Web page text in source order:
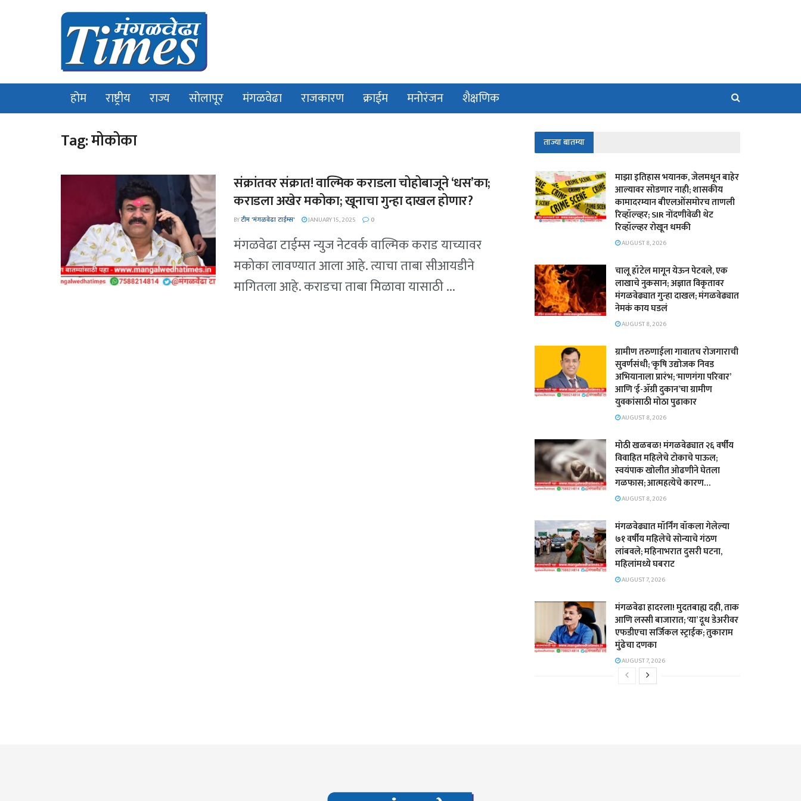
होम राष्ट्रीय राज्य सोलापूर मंगळवेढा राजकारण क्राईम मनोरंजन शैक्षणिक
Tag:मोकोका
संक्रांतवर संक्रात! वाल्मिक कराडला चोहोबाजूने ‘धस’का;
कराडला अखेर मकोका; खूनाचा गुन्हा दाखल होणार?
BYटीम 'मंगळवेढा टाईम्स' JANUARY 15, 2025 0
मंगळवेढा टाईम्स न्युज नेटवर्क वाल्मिक कराड याच्यावर
मकोका लावण्यात आला आहे. त्याचा ताबा सीआयडीने
मागितला आहे. कराडचा ताबा मिळावा यासाठी ...
ताज्या बातम्या
माझा इतिहास भयानक, जेलमधून बाहेर
आल्यावर सोडणार नाही; शासकीय
कामादरम्यान बीएलओंसमोरच ताणली
रिव्हॉल्व्हर; SIR नोंदणीवेळी थेट
रिव्हॉल्व्हर रोखून धमकी
AUGUST 8, 2026
चालू हॉटेल मागून येऊन पेटवले, एक
लाखाचे नुकसान; अज्ञात विकृतावर
मंगळवेढ्यात गुन्हा दाखल; मंगळवेढ्यात
नेमकं काय घडलं
AUGUST 8, 2026
​ग्रामीण तरुणाईला गावातच रोजगाराची
सुवर्णसंधी; ‘कृषि उद्योजक निवड
अभियानाला प्रारंभ; ‘माणगंगा परिवार’
आणि ‘ई-ॲग्री दुकान’चा ग्रामीण
युवकांसाठी मोठा पुढाकार
AUGUST 8, 2026
मोठी खळबळ! मंगळवेढ्यात २६ वर्षीय
विवाहित महिलेचे टोकाचे पाऊल;
स्वयंपाक खोलीत ओढणीने घेतला
गळफास; आत्महत्येचे कारण…
AUGUST 8, 2026
मंगळवेढ्यात मॉर्निंग वॉकला गेलेल्या
७१ वर्षीय महिलेचे सोन्याचे गंठण
लांबवले; महिनाभरात दुसरी घटना,
महिलांमध्ये घबराट
AUGUST 7, 2026
​मंगळवेढा हादरला! मुदतबाह्य दही, ताक
आणि लस्सी बाजारात; ‘या’ दूध डेअरीवर
एफडीएचा सर्जिकल स्ट्राईक; ​तुकाराम
मुंढेचा दणका
AUGUST 7, 2026